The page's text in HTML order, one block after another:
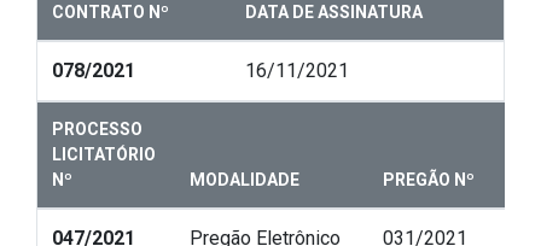
CONTRATO Nº DATA DE ASSINATURA
078/2021 16/11/2021
PROCESSO
LICITATÓRIO
Nº
MODALIDADE PREGÃO Nº
047/2021 Pregão Eletrônico 031/2021